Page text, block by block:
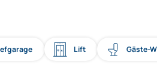
Lift Gäste-